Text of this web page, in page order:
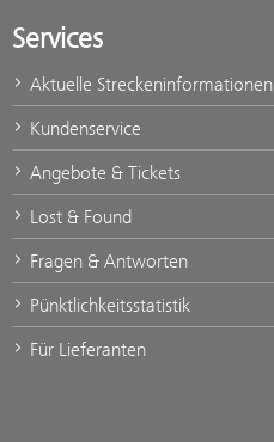
Services
Aktuelle Streckeninformationen
Kundenservice
Angebote & Tickets
Lost & Found
Fragen & Antworten
Pünktlichkeitsstatistik
Für Lieferanten